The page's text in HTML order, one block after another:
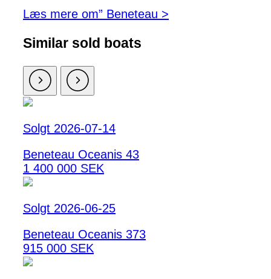
Læs mere om” Beneteau >
Similar sold boats
Solgt 2026-07-14
Beneteau Oceanis 43
1 400 000 SEK
Solgt 2026-06-25
Beneteau Oceanis 373
915 000 SEK